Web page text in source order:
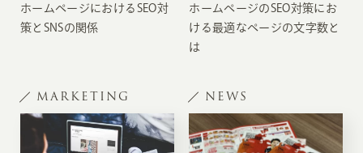
ホームページにおけるSEO対
策とSNSの関係
ホームページのSEO対策にお
ける最適なページの文字数と
は
MARKETING NEWS